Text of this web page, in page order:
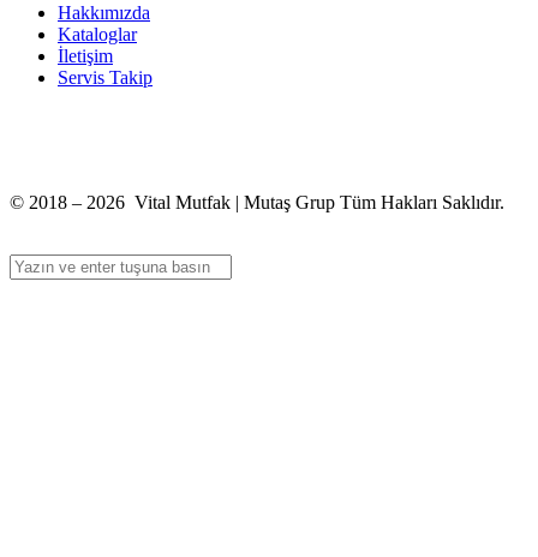
Hakkımızda
Kataloglar
İletişim
Servis Takip
© 2018 – 2026 Vital Mutfak | Mutaş Grup Tüm Hakları Saklıdır.